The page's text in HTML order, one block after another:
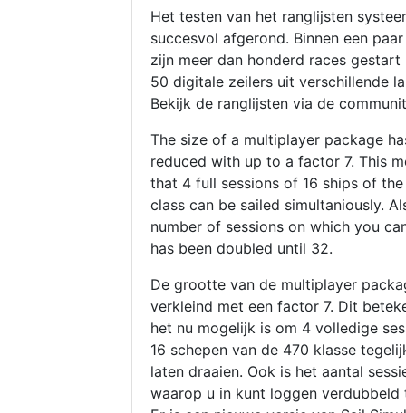
Het testen van het ranglijsten
succesvol afgerond. Binnen een
zijn meer dan honderd races gestart
50 digitale zeilers uit verschillende
Bekijk de ranglijsten via de
The size of a multiplayer package
reduced with up to a factor 7. This
that 4 full sessions of 16 ships of
class can be sailed simultaniously.
number of sessions on which you
has been doubled until 32.
De grootte van de multiplayer
verkleind met een factor 7. Dit
het nu mogelijk is om 4 volledige
16 schepen van de 470 klasse
laten draaien. Ook is het aantal
waarop u in kunt loggen verdubbeld